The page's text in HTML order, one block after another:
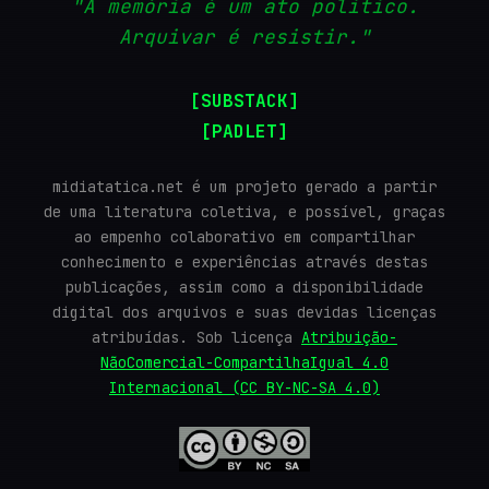
"A memória é um ato político.
Arquivar é resistir."
[SUBSTACK]
[PADLET]
midiatatica.net é um projeto gerado a partir
de uma literatura coletiva, e possível, graças
ao empenho colaborativo em compartilhar
conhecimento e experiências através destas
publicações, assim como a disponibilidade
digital dos arquivos e suas devidas licenças
atribuídas. Sob licença Atribuição-
NãoComercial-CompartilhaIgual 4.0
Internacional (CC BY-NC-SA 4.0)